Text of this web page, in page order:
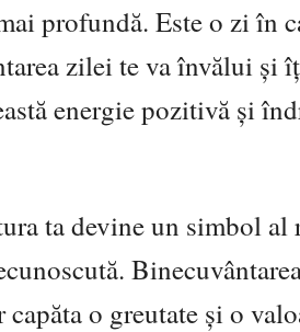
profundă. Este o zi în
zilei te va învălui și
energie pozitivă și
ta devine un simbol
o greutate și o